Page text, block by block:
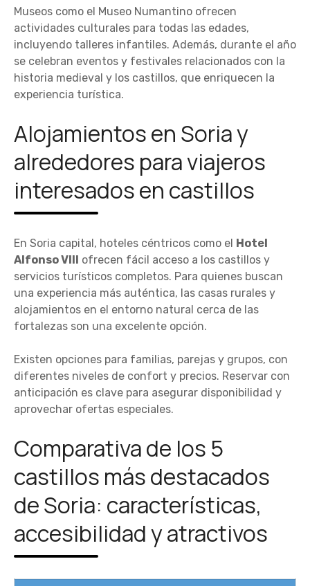
Museos como el Museo Numantino ofrecen
actividades culturales para todas las edades,
incluyendo talleres infantiles. Además, durante el año
se celebran eventos y festivales relacionados con la
historia medieval y los castillos, que enriquecen la
experiencia turística.
Alojamientos en Soria y
alrededores para viajeros
interesados en castillos
En Soria capital, hoteles céntricos como el Hotel
Alfonso VIII
ofrecen fácil acceso a los castillos y
servicios turísticos completos. Para quienes buscan
una experiencia más auténtica, las casas rurales y
alojamientos en el entorno natural cerca de las
fortalezas son una excelente opción.
Existen opciones para familias, parejas y grupos, con
diferentes niveles de confort y precios. Reservar con
anticipación es clave para asegurar disponibilidad y
aprovechar ofertas especiales.
Comparativa de los 5
castillos más destacados
de Soria: características,
accesibilidad y atractivos